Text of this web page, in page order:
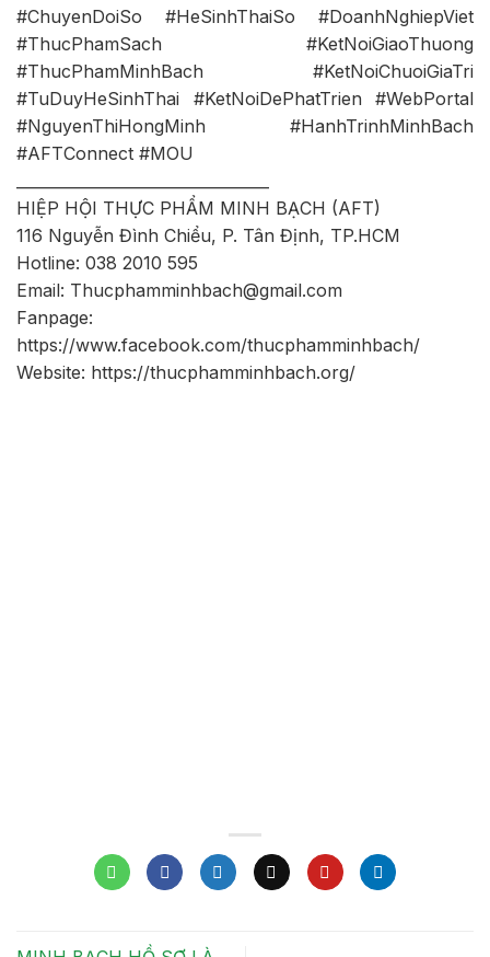
#ChuyenDoiSo #HeSinhThaiSo #DoanhNghiepViet
#ThucPhamSach #KetNoiGiaoThuong
#ThucPhamMinhBach #KetNoiChuoiGiaTri
#TuDuyHeSinhThai #KetNoiDePhatTrien #WebPortal
#NguyenThiHongMinh #HanhTrinhMinhBach
#AFTConnect #MOU
HIỆP HỘI THỰC PHẨM MINH BẠCH (AFT)
116 Nguyễn Đình Chiểu, P. Tân Định, TP.HCM
Hotline: 038 2010 595
Email: Thucphamminhbach@gmail.com
Fanpage:
https://www.facebook.com/thucphamminhbach/
Website: https://thucphamminhbach.org/